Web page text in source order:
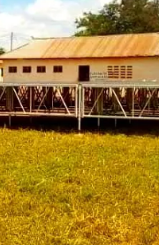
y accesorios de